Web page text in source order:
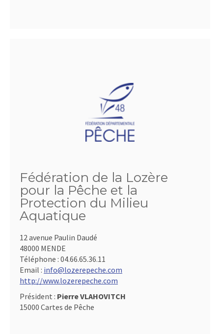
Fédération de la Lozère
pour la Pêche et la
Protection du Milieu
Aquatique
12 avenue Paulin Daudé
48000 MENDE
Téléphone : 04.66.65.36.11
Email : info@lozerepeche.com
http://www.lozerepeche.com
Président : Pierre VLAHOVITCH
15000 Cartes de Pêche